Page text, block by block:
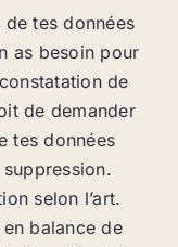
de tes données
as besoin pour
de
de demander
tes données
selon l’art.
en balance de